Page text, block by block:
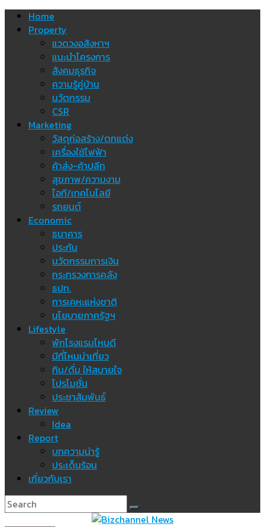
Skip Home
Property
แวดวงอสังหาฯ
แนะนำโครงการ
สังคมธุรกิจ
ความรู้คู่บ้าน
นวัตกรรม
CSR
Marketing
วัสดุก่อสร้าง/ตกแต่ง
เครื่องใช้ไฟฟ้า
ค้าส่ง-ค้าปลีก
สุขภาพ/ความงาม
ไอที/เทคโนโลยี
รถยนต์
Economic
ธนาคาร
ประกัน
นวัตกรรมการเงิน
กระทรวงการคลัง
ธปท.
การเคหะแห่งชาติ
นโยบายภาครัฐฯ
Lifestyle
พักโรงแรมไหนดี
มีที่ไหนน่าเที่ยว
กิน/ดื่ม ให้สบายใจ
โปรโมชั่น
ประชาสัมพันธ์
Review
Idea
Report
บทความน่ารู้
ประเด็นร้อน
เกี่ยวกับเรา